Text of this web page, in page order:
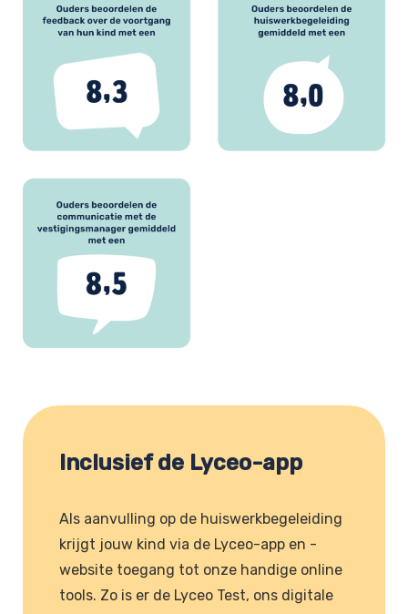
Inclusief de Lyceo-app
Als aanvulling op de huiswerkbegeleiding
krijgt jouw kind via de Lyceo-app en -
website toegang tot onze handige online
tools. Zo is er de Lyceo Test, ons digitale